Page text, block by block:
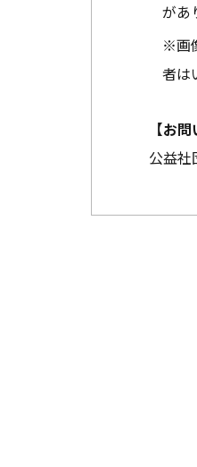
があ
※画
者は
【お
公益社